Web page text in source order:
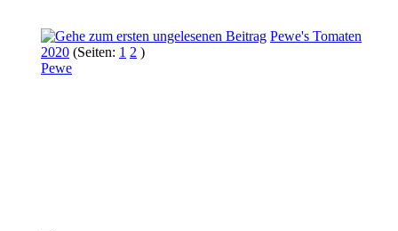
Pewe's Tomaten
2020 (Seiten: 1 2 )
Pewe